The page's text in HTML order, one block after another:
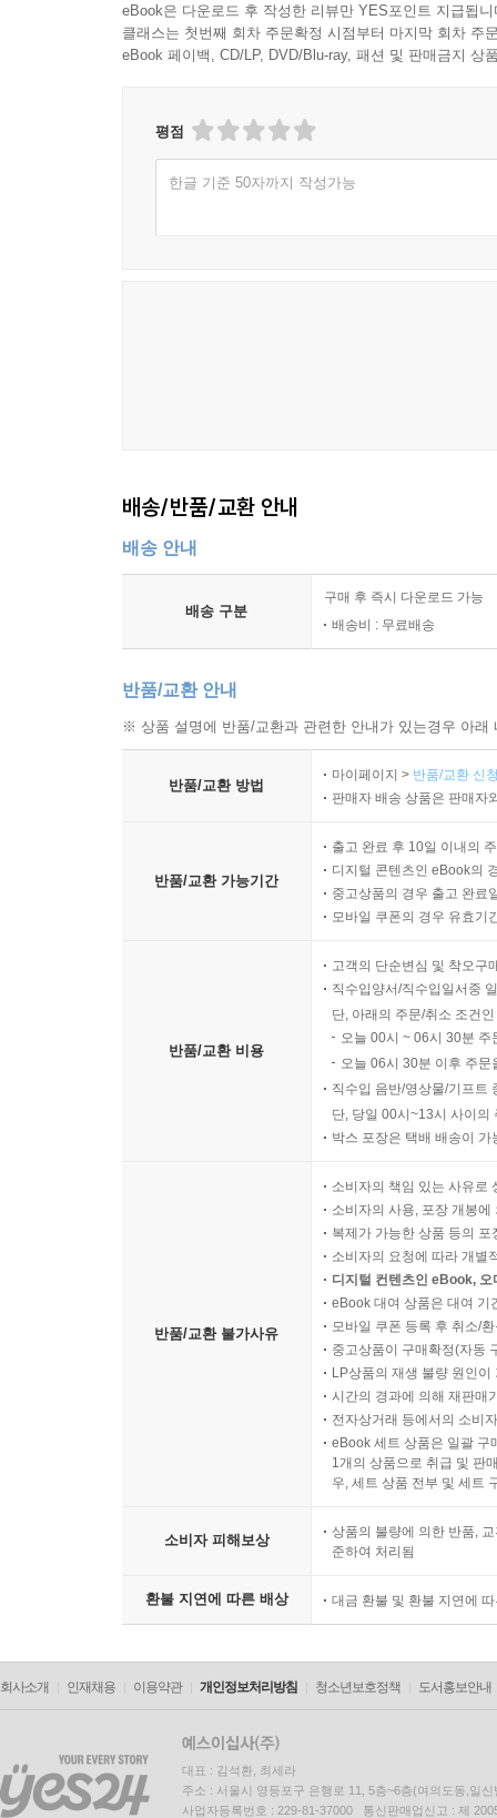
세상에 지친 재치 있는 말투, 그리고 주제에 대한
한다. 극단은 오래가지 못하기 때문이다. 무지개
"긴 머리의 동성애자 미학자가 제국 영국의 위대
책이다. '금욕적'인 매닝 추기경은 세속적이고 계
강조한 교육자였으며, 그리고 고든 장군은 자기
eBook은 다운로드 후 작성한 리뷰만 YES포인트 지급됩니
클래스는 첫번째 회차 주문확정 시점부터 마지막 회차 주
eBook 페이백, CD/LP, DVD/Blu-ray, 패션 및 판매금지 상
평점
한글 기준 50자까지 작성가능
배송/반품/교환 안내
배송 안내
배송 구분
구매 후 즉시 다운로드 가능
배송비 : 무료배송
반품/교환 안내
※ 상품 설명에 반품/교환과 관련한 안내가 있는경우 아
반품/교환 방법
마이페이지 > 반품/교환 신
판매자 배송 상품은 판매자
반품/교환 가능기간
출고 완료 후 10일 이내의
디지털 콘텐츠인 eBook의
중고상품의 경우 출고 완료
모바일 쿠폰의 경우 유효기
반품/교환 비용
고객의 단순변심 및 착오구
직수입양서/직수입일서중
단, 아래의 주문/취소 조건
오늘 00시 ~ 06시 30분
오늘 06시 30분 이후 주
직수입 음반/영상물/기프트
단, 당일 00시~13시 사이의
박스 포장은 택배 배송이
반품/교환 불가사유
소비자의 책임 있는 사유로
소비자의 사용, 포장 개봉
복제가 가능한 상품 등의
소비자의 요청에 따라 개별
디지털 컨텐츠인 eBook,
eBook 대여 상품은 대여 기
모바일 쿠폰 등록 후 취소/
중고상품이 구매확정(자동
LP상품의 재생 불량 원인
시간의 경과에 의해 재판매
전자상거래 등에서의 소비
eBook 세트 상품은 일괄 구
1개의 상품으로 취급 및 판
우, 세트 상품 전부 및 세트
소비자 피해보상
상품의 불량에 의한 반품,
준하여 처리됨
환불 지연에 따른 배상 대금 환불 및 환불 지연에
회사소개 인재채용 이용약관 개인정보처리방침 청소년보호정책 도서홍보안내
대표 : 김석환, 최세라
주소 : 서울시 영등포구 은행로 11, 5층~6층(여의도동,일신
사업자등록번호 : 229-81-37000 통신판매업신고 : 제